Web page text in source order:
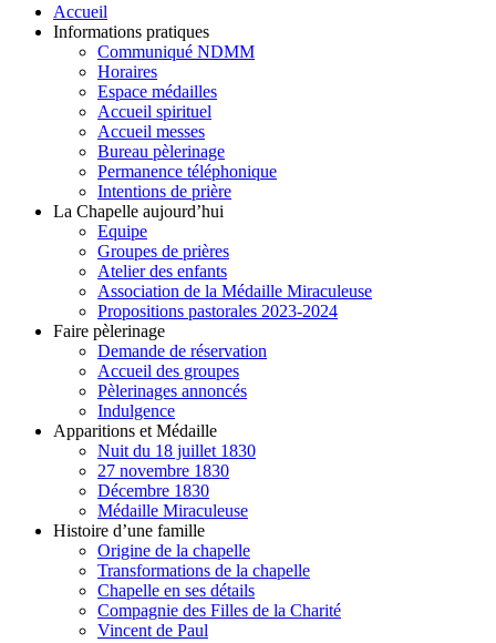
Accueil
Informations pratiques
Communiqué NDMM
Horaires
Espace médailles
Accueil spirituel
Accueil messes
Bureau pèlerinage
Permanence téléphonique
Intentions de prière
La Chapelle aujourd’hui
Equipe
Groupes de prières
Atelier des enfants
Association de la Médaille Miraculeuse
Propositions pastorales 2023-2024
Faire pèlerinage
Demande de réservation
Accueil des groupes
Pèlerinages annoncés
Indulgence
Apparitions et Médaille
Nuit du 18 juillet 1830
27 novembre 1830
Décembre 1830
Médaille Miraculeuse
Histoire d’une famille
Origine de la chapelle
Transformations de la chapelle
Chapelle en ses détails
Compagnie des Filles de la Charité
Vincent de Paul